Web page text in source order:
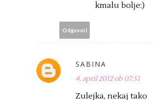
kmalu bolje:)
Odgovori
SABINA
4. april 2012 ob 07:51
Zulejka, nekaj tako